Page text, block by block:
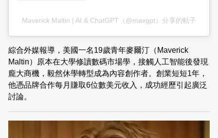
Maverick Maltin | AI & ChatGPT（@mavgpt）分享的帖子
綜合外媒報導，美國一名19歲青年麥爾汀（Maverick
Maltin）原本在大學修讀數碼市場學，接觸人工智能後發現
龐大商機，毅然休學轉型成為內容創作者。創業短短1年，
他憑品牌合作每月賺取6位數美元收入，成功經歷引起廣泛
討論。